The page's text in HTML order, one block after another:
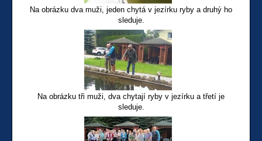
Na obrázku dva muži, jeden chytá v jezírku ryby a druhý ho
sleduje.
Na obrázku tři muži, dva chytají ryby v jezírku a třetí je
sleduje.